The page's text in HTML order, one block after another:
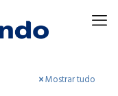
Mostrar tudo